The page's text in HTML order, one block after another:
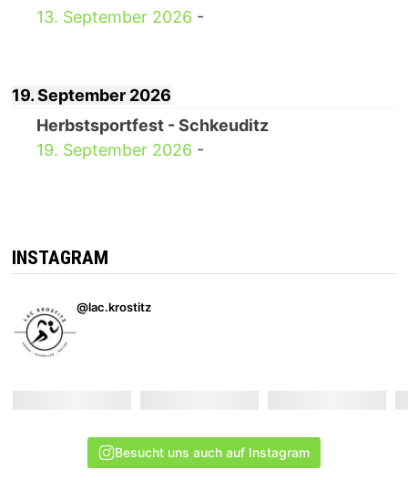
13. September 2026 -
19. September 2026
Herbstsportfest - Schkeuditz
19. September 2026 -
INSTAGRAM
@lac.krostitz
Besucht uns auch auf Instagram